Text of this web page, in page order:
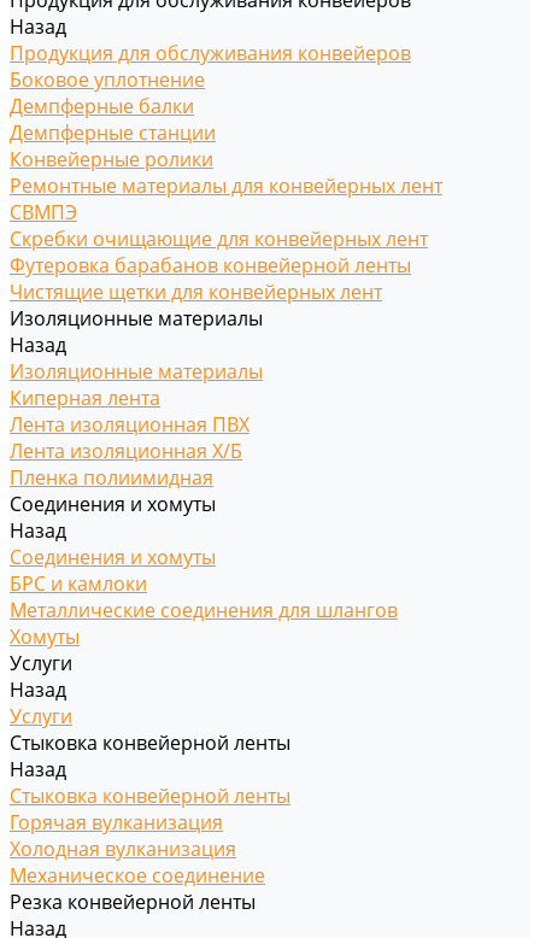
Назад
Продукция для обслуживания конвейеров
Боковое уплотнение
Демпферные балки
Демпферные станции
Конвейерные ролики
Ремонтные материалы для конвейерных лент
СВМПЭ
Скребки очищающие для конвейерных лент
Футеровка барабанов конвейерной ленты
Чистящие щетки для конвейерных лент
Изоляционные материалы
Назад
Изоляционные материалы
Киперная лента
Лента изоляционная ПВХ
Лента изоляционная Х/Б
Пленка полиимидная
Соединения и хомуты
Назад
Соединения и хомуты
БРС и камлоки
Металлические соединения для шлангов
Хомуты
Услуги
Назад
Услуги
Стыковка конвейерной ленты
Назад
Стыковка конвейерной ленты
Горячая вулканизация
Холодная вулканизация
Механическое соединение
Резка конвейерной ленты
Назад